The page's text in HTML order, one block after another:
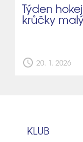
Týden
krůčky
schedule 20. 1. 2026
KLUB